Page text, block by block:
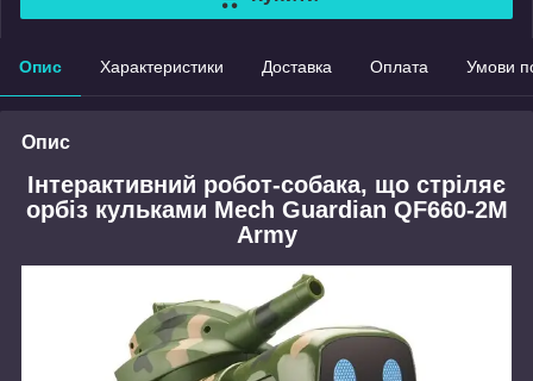
Опис Характеристики Доставка Оплата Умови
Опис
Інтерактивний робот-собака, що стріляє
орбіз кульками Mech Guardian QF660-2M
Army